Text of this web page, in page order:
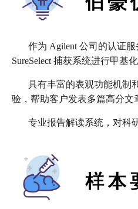
作为 Agilent 公司的认证
SureSelect 捕获系统进行甲基化
具有丰富的表观功能机制
验，帮助客户发表多篇高分文
专业报告解读系统，对科